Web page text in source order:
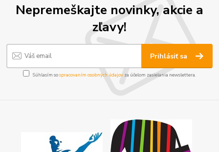
Nepremeškajte novinky, akcie a
zľavy!
Prihlásiť sa
Súhlasím sospracovaním osobných údajov za účelom zasielania newslettera.